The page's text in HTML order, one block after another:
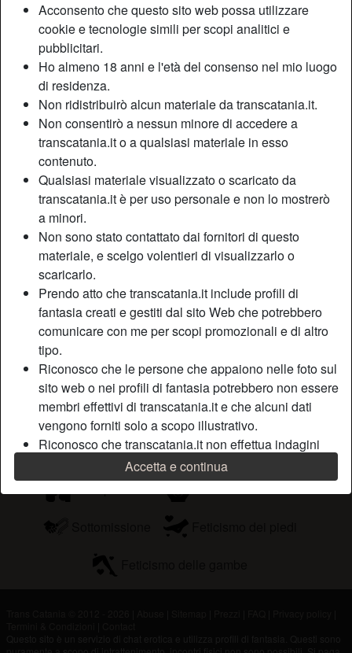
Acconsento che questo sito web possa utilizzare
cookie e tecnologie simili per scopi analitici e
pubblicitari.
Ho almeno 18 anni e l'età del consenso nel mio luogo
di residenza.
Non ridistribuirò alcun materiale da transcatania.it.
Non consentirò a nessun minore di accedere a
transcatania.it o a qualsiasi materiale in esso
contenuto.
Qualsiasi materiale visualizzato o scaricato da
transcatania.it è per uso personale e non lo mostrerò
a minori.
Non sono stato contattato dai fornitori di questo
materiale, e scelgo volentieri di visualizzarlo o
scaricarlo.
Prendo atto che transcatania.it include profili di
fantasia creati e gestiti dal sito Web che potrebbero
comunicare con me per scopi promozionali e di altro
tipo.
Riconosco che le persone che appaiono nelle foto sul
sito web o nei profili di fantasia potrebbero non essere
membri effettivi di transcatania.it e che alcuni dati
vengono forniti solo a scopo illustrativo.
Riconosco che transcatania.it non effettua indagini
sui precedenti dei suoi membri e che il sito Web non
tenta altrimenti di verificare l'esattezza delle
Accetta e continua
Età:
21
Paese:
Italia
Provincia:
Sesso:
Sessualità:
Bisessuale
Relazione:
Single
Colore dei capelli:
Castana
Colore degli occhi:
Fumatrice:
Sì
person_pin Descrizione
Sto cercando rapporto scaccia stress, la vita è già
pensante che ne dici di un po' di leggerezza? Cerco
persone della mia zona che si sappia divertire e che non si
prenda troppo sul serio se sei cosi scrivimi pure sto qui
Sta cercando
Uomo, Etero, Bisessuale, 26-35, 36-54
Tags
Roleplay Guardare porno Anale